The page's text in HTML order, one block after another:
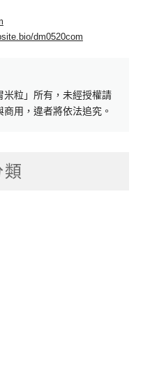
dm0520com
粒」所有，未經授權請
用，違者將依法追究。
類